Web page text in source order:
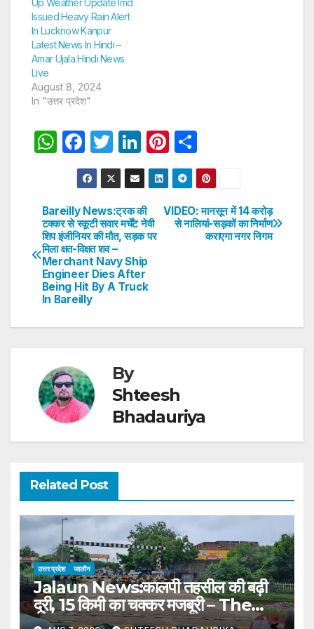
Up Weather Update Imd
Issued Heavy Rain Alert
In Lucknow Kanpur
Latest News In Hindi –
Amar Ujala Hindi News
Live
August 8, 2024
In "उत्तर प्रदेश"
W
s
A
p
p
F
a
c
e
b
o
o
k
T
w
itt
er
Li
n
k
e
dI
n
Pi
nt
er
e
st
h
ar
e
Post
navigation
VIDEO: मानसून में 14 करोड़
से नालियां-सड़कों का निर्माण
कराएगा नगर निगम
Bareilly News:ट्रक की
टक्कर से स्कूटी सवार मर्चेंट नेवी
शिप इंजीनियर की मौत, सड़क पर
मिला क्षत-विक्षत शव –
Merchant Navy Ship
Engineer Dies After
Being Hit By A Truck
In Bareilly
By
Shteesh
Bhadauriya
Related Post
उत्तर प्रदेश जालौन
Jalaun News:कालपी तहसील की बढ़ी
दूरी, 15 किमी का चक्कर मजबूरी – The
Distance To Kalpi Tehsil Has